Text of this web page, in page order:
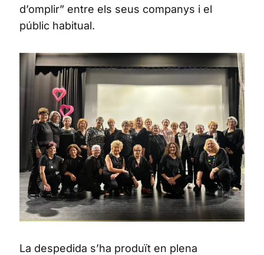
d’omplir” entre els seus companys i el
públic habitual.
La despedida s’ha produït en plena